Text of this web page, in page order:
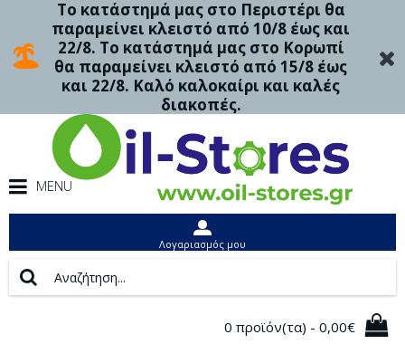
Το κατάστημά μας στο Περιστέρι θα
παραμείνει κλειστό από 10/8 έως και
22/8. Το κατάστημά μας στο Κορωπί
θα παραμείνει κλειστό από 15/8 έως
και 22/8. Καλό καλοκαίρι και καλές
διακοπές.
MENU
Λογαριασμός μου
0 προϊόν(τα) - 0,00€